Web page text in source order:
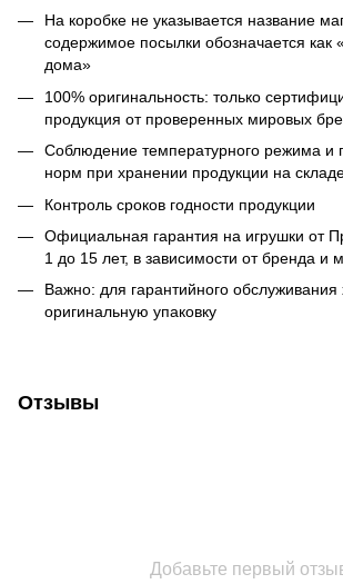
На коробке не указывается название
содержимое посылки обозначается как
дома»
100% оригинальность: только
продукция от проверенных мировых
Соблюдение температурного режима и
норм при хранении продукции на
Контроль сроков годности продукции
Официальная гарантия на игрушки от
1 до 15 лет, в зависимости от бренда и
Важно: для гарантийного обслуживания
оригинальную упаковку
Отзывы
Добавьте первый